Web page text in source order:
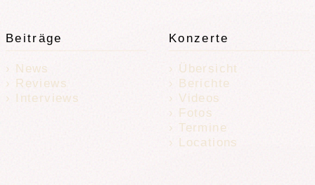
Beiträge
News
Reviews
Interviews
Konzerte
Übersicht
Berichte
Videos
Fotos
Termine
Locations